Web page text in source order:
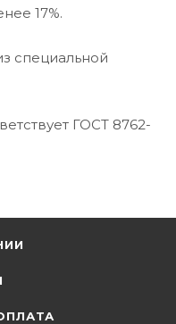
17%.
специальной
ГОСТ 8762-